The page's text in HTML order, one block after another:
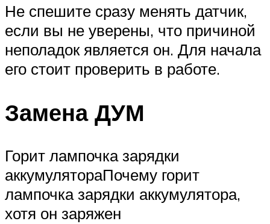
Не спешите сразу менять датчик,
если вы не уверены, что причиной
неполадок является он. Для начала
его стоит проверить в работе.
Замена ДУМ
Горит лампочка зарядки
аккумулятораПочему горит
лампочка зарядки аккумулятора,
хотя он заряжен